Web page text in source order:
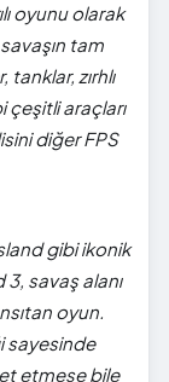
oyunu olarak
tam
zırhlı
araçları
diğer FPS
gibi ikonik
savaş alanı
oyun.
sayesinde
etmese bile